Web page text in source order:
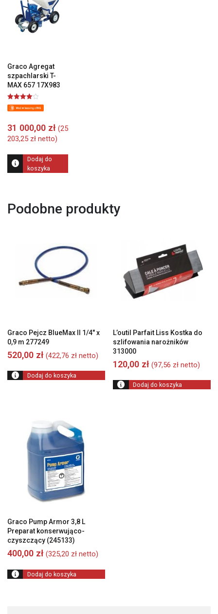
Graco Agregat
szpachlarski T-
MAX 657 17X983
Oceniono
4.00
31 000,00 zł (25
203,25 zł netto)
Dodaj do
koszyka
Podobne produkty
Graco Pejcz BlueMax II 1/4″ x
0,9 m 277249
520,00 zł (422,76 zł netto)
Dodaj do koszyka
L’outil Parfait Liss Kostka do
szlifowania narożników
313000
120,00 zł (97,56 zł netto)
Dodaj do koszyka
Graco Pump Armor 3,8 L
Preparat konserwująco-
czyszczący (245133)
400,00 zł (325,20 zł netto)
Dodaj do koszyka